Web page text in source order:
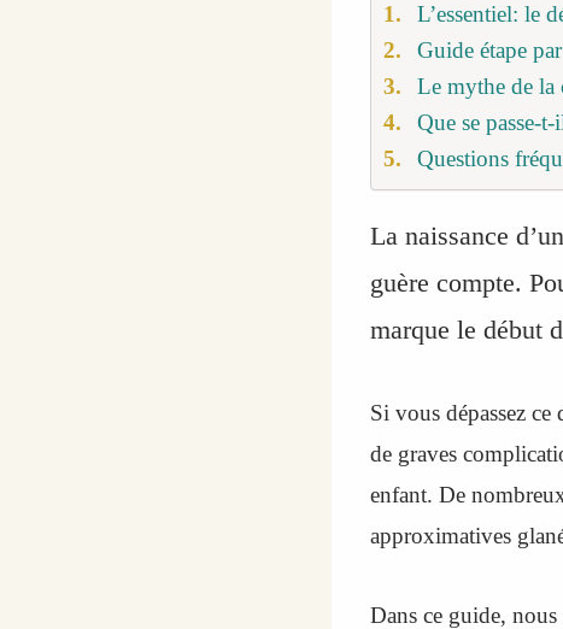
L’essentiel: le
Guide étape
Le mythe de la
Que se passe-
Questions
La naissance
guère compte.
marque le début
Si vous dépassez
de graves
enfant. De
approximatives
Dans ce guide, nous